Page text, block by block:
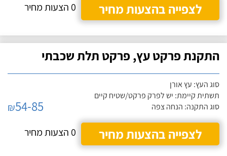
לצפייה בהצעות מחיר
0 הצעות מחיר
התקנת פרקט עץ, פרקט תלת שכבתי
סוג העץ: עץ אורן
תשתית קיימת: יש לפרק פרקט/שטיח קיים
סוג התקנה: הנחה צפה
₪54-85
לצפייה בהצעות מחיר
0 הצעות מחיר